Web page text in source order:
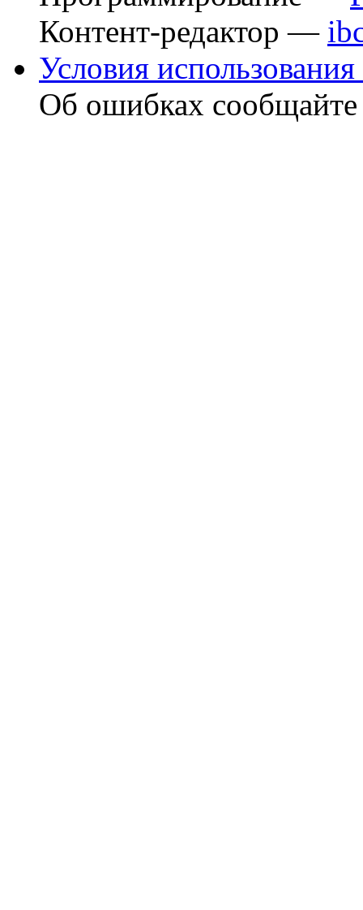
Контент-редактор —
Условия использования
Об ошибках